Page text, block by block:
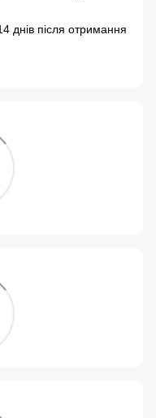
днів після отримання